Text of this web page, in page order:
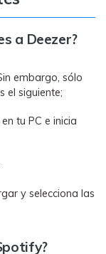
a Deezer?
embargo, sólo
el siguiente;
tu PC e inicia
y selecciona las